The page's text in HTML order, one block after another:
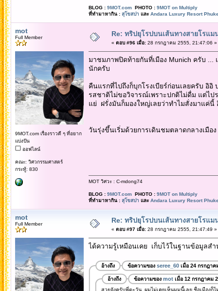
BLOG : 9MOT.comPHOTO : 9MOT on Multiply
ที่ทำมาหากิน : สุโขสปา และ Andara Luxury Resort
mot
Full Member
9MOT.com เรื่องราวดี ๆ ที่อยาก
แบ่งปัน
ออฟไลน์
คณะ: วิศวกรรมศาสตร์
กระทู้: 830
Re: ทริปยุโรปบนเส้นทางสายโรแม
« ตอบ #96 เมื่อ:28 กรกฎาคม 2555, 21:47:06 »
มาชมภาพปิดท้ายกันที่เมือง Munich ครับ ...
นักครับ
คืนแรกที่ไปถึงก็บุกโรงเบียร์ก่อนเลยครับ อิ
รสชาติไม่ขอวิจารณ์เพราะปกติไม่ดื่ม แต่ไป
แย่ ฝรั่งมันก็มองใหญ่เลยว่าทำไมสั่งมาแค่นี้
วันรุ่งขึ้นเริ่มด้วยการเดินชมตลาดกลางเมือ
MOT วิศวะ : C-mdong74
BLOG : 9MOT.comPHOTO : 9MOT on Multiply
ที่ทำมาหากิน : สุโขสปา และ Andara Luxury Resort
mot
Full Member Re: ทริปยุโรปบนเส้นทางสายโรแม
« ตอบ #97 เมื่อ:28 กรกฎาคม 2555, 21:47:49 »
ได้ความรู้เหมือนเคย เก็บไว้ในฐานข้อมูลส
อ้างถึง ข้อความของ seree_60เมื่อ 24 กรกฎาค
อ้างถึง ข้อความของ motเมื่อ 12 กรกฎาคม
สวยจังครับพี่ตะวัน ผมไม่เคยเห็นมุมนี้เลย ชื่อเมืองก็